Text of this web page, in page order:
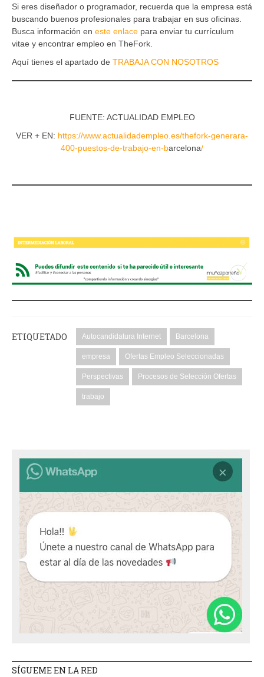
Si eres diseñador o programador, recuerda que la empresa está
buscando buenos profesionales para trabajar en sus oficinas.
Busca información en este enlace para enviar tu currículum
vitae y encontrar empleo en TheFork.
Aquí tienes el apartado de TRABAJA CON NOSOTROS
FUENTE: ACTUALIDAD EMPLEO
VER + EN: https://www.actualidadempleo.es/thefork-generara-
400-puestos-de-trabajo-en-barcelona/
ETIQUETADO Autocandidatura Internet Barcelona
empresa Ofertas Empleo Seleccionadas
Perspectivas Procesos de Selección Ofertas
trabajo
SÍGUEME EN LA RED